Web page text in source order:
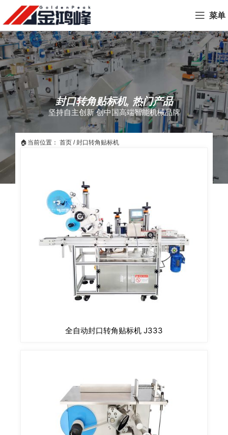
菜单
封口转角贴标机, 热门产品
坚持自主创新 创中国高端智能机械品牌
🏠当前位置： 首页 /封口转角贴标机
全自动封口转角贴标机 J333